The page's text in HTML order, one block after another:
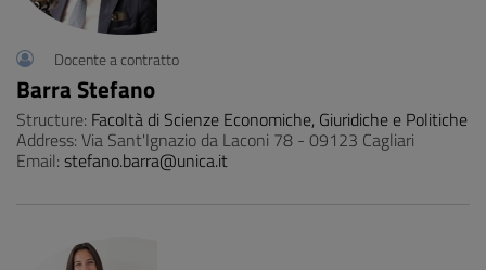
Docente a contratto
Barra Stefano
Structure: Facoltà di Scienze Economiche, Giuridiche e Politiche
Address: Via Sant'Ignazio da Laconi 78 - 09123 Cagliari
Email: stefano.barra@unica.it